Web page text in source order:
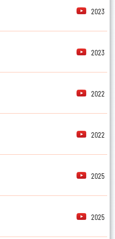
2023
2023
2022
2022
2025
2025